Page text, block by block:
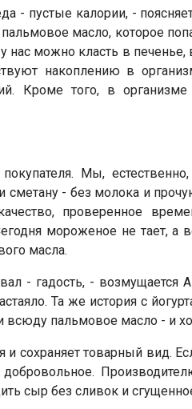
пустые калории, -
масло, которое
нас можно класть в
накоплению в
Кроме того, в
Мы,
- без молока и
проверенное
мороженое не тает, а
масла.
- гадость, -
Та же история с
всюду пальмовое масло - и
и сохраняет товарный
сыр без сливок и